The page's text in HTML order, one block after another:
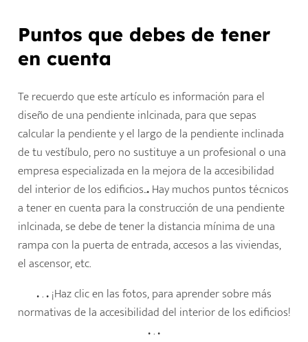
Puntos que debes de tener
en cuenta
Te recuerdo que este artículo es información para el
diseño de una pendiente inlcinada, para que sepas
calcular la pendiente y el largo de la pendiente inclinada
de tu vestíbulo, pero no sustituye a un profesional o una
empresa especializada en la mejora de la accesibilidad
del interior de los edificios...Hay muchos puntos técnicos
a tener en cuenta para la construcción de una pendiente
inlcinada, se debe de tener la distancia mínima de una
rampa con la puerta de entrada, accesos a las viviendas,
el ascensor, etc.
...¡Haz clic en las fotos, para aprender sobre más
normativas de la accesibilidad del interior de los edificios!
...